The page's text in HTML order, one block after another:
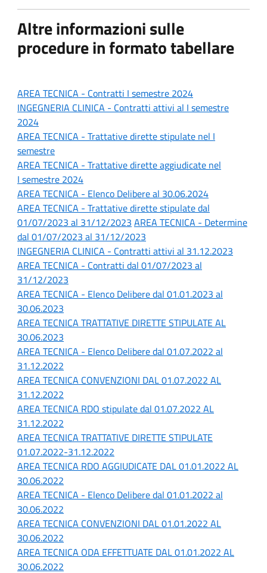
Altre informazioni sulle
procedure in formato tabellare
AREA TECNICA - Contratti I semestre 2024
INGEGNERIA CLINICA - Contratti attivi al I semestre
2024
AREA TECNICA - Trattative dirette stipulate nel I
semestre
AREA TECNICA - Trattative dirette aggiudicate nel
I semestre 2024
AREA TECNICA - Elenco Delibere al 30.06.2024
AREA TECNICA - Trattative dirette stipulate dal
01/07/2023 al 31/12/2023 AREA TECNICA - Determine
dal 01/07/2023 al 31/12/2023
INGEGNERIA CLINICA - Contratti attivi al 31.12.2023
AREA TECNICA - Contratti dal 01/07/2023 al
31/12/2023
AREA TECNICA - Elenco Delibere dal 01.01.2023 al
30.06.2023
AREA TECNICA TRATTATIVE DIRETTE STIPULATE AL
30.06.2023
AREA TECNICA - Elenco Delibere dal 01.07.2022 al
31.12.2022
AREA TECNICA CONVENZIONI DAL 01.07.2022 AL
31.12.2022
AREA TECNICA RDO stipulate dal 01.07.2022 AL
31.12.2022
AREA TECNICA TRATTATIVE DIRETTE STIPULATE
01.07.2022-31.12.2022
AREA TECNICA RDO AGGIUDICATE DAL 01.01.2022 AL
30.06.2022
AREA TECNICA - Elenco Delibere dal 01.01.2022 al
30.06.2022
AREA TECNICA CONVENZIONI DAL 01.01.2022 AL
30.06.2022
AREA TECNICA ODA EFFETTUATE DAL 01.01.2022 AL
30.06.2022